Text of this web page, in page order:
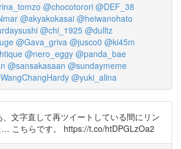
@chocotorori @DEF_38
@akyakokasai @heiwanohato
@chi_1925 @dulltz
@Gava_griva @jusco0 @ki45m
@nero_eggy @panda_bae
@sansakasaan @sundaymeme
@yuki_alina
文字直して再ツイートしている間にリン
こちらです。 https://t.co/htDPGLzOa2